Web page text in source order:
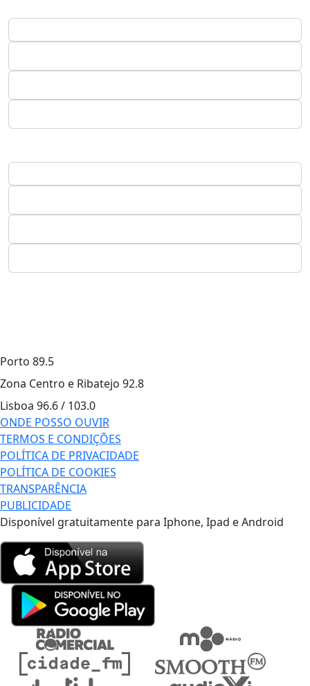
Porto 89.5
Zona Centro e Ribatejo 92.8
Lisboa 96.6 / 103.0
ONDE POSSO OUVIR
TERMOS E CONDIÇÕES
POLÍTICA DE PRIVACIDADE
POLÍTICA DE COOKIES
TRANSPARÊNCIA
PUBLICIDADE
Disponível gratuitamente para Iphone, Ipad e Android